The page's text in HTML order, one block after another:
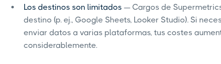
Los destinos son limitados — Cargos de
destino (p. ej., Google Sheets, Looker Studio). Si
enviar datos a varias plataformas, tus costes
considerablemente.